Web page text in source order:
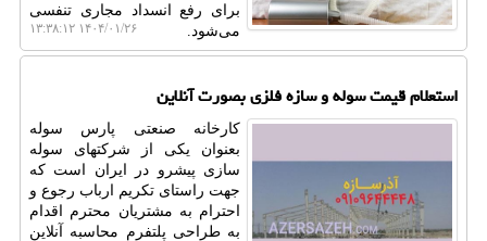
برای رفع انسداد مجاری تنفسی
می‌شود.
۱۴۰۴/۰۱/۲۶ ۱۳:۳۸:۱۲
استعلام قیمت سوله و سازه فلزی بصورت آنلاین
کارخانه صنعتی پارس سوله
بعنوان یکی از شرکتهای سوله
سازی پیشرو در ایران است که
جهت راستای تکریم ارباب رجوع و
احترام به مشتریان محترم اقدام
به طراحی پلتفرم محاسبه آنلاین